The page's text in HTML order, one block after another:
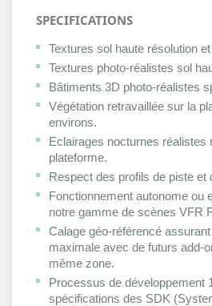
SPECIFICATIONS
Textures sol haute résolution
Textures photo-réalistes sol
Bâtiments 3D photo-réalistes
Végétation retravaillée sur la
environs.
Eclairages nocturnes réalistes
plateforme.
Respect des profils de piste et
Fonctionnement autonome ou
notre gamme de scènes VFR
Calage géo-référencé
maximale avec de futurs add-
même zone.
Processus de développement
spécifications des SDK